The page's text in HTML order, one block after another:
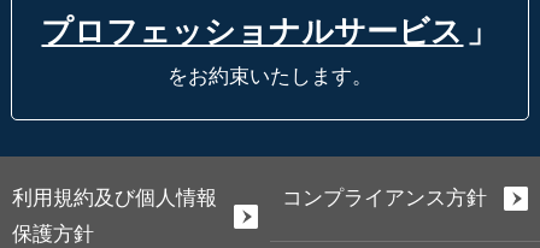
プロフェッショナルサービス 」
をお約束いたします。
利用規約及び個人情報
保護方針
コンプライアンス方針